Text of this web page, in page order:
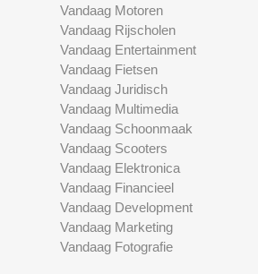
Vandaag Motoren
Vandaag Rijscholen
Vandaag Entertainment
Vandaag Fietsen
Vandaag Juridisch
Vandaag Multimedia
Vandaag Schoonmaak
Vandaag Scooters
Vandaag Elektronica
Vandaag Financieel
Vandaag Development
Vandaag Marketing
Vandaag Fotografie